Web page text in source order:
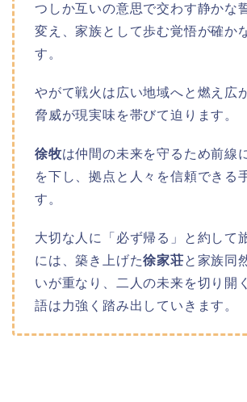
つしか互いの意思で交わす静かな
変え、家族として歩む覚悟が確か
す。
やがて戦火は広い地域へと燃え広
脅威が現実味を帯びて迫ります。
徐牧は仲間の未来を守るため前線
を下し、拠点と人々を信頼できる
す。
大切な人に「必ず帰る」と約して
には、築き上げた徐家荘と家族同
いが重なり、二人の未来を切り開
語は力強く踏み出していきます。